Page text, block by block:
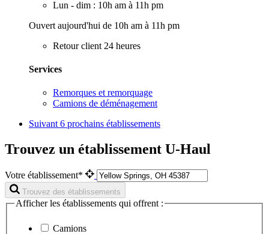
Lun - dim : 10h am à 11h pm
Ouvert aujourd'hui de 10h am à 11h pm
Retour client 24 heures
Services
Remorques et remorquage
Camions de déménagement
Suivant 6 prochains établissements
Trouvez un établissement U-Haul
Votre établissement*
Trouvez des établissements
Afficher les établissements qui offrent :
Camions